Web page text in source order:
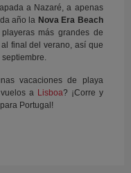
a Nazaré, a apenas
año la Nova Era Beach
más grandes de
final del verano, así que
vacaciones de playa
a Lisboa? ¡Corre y
Portugal!